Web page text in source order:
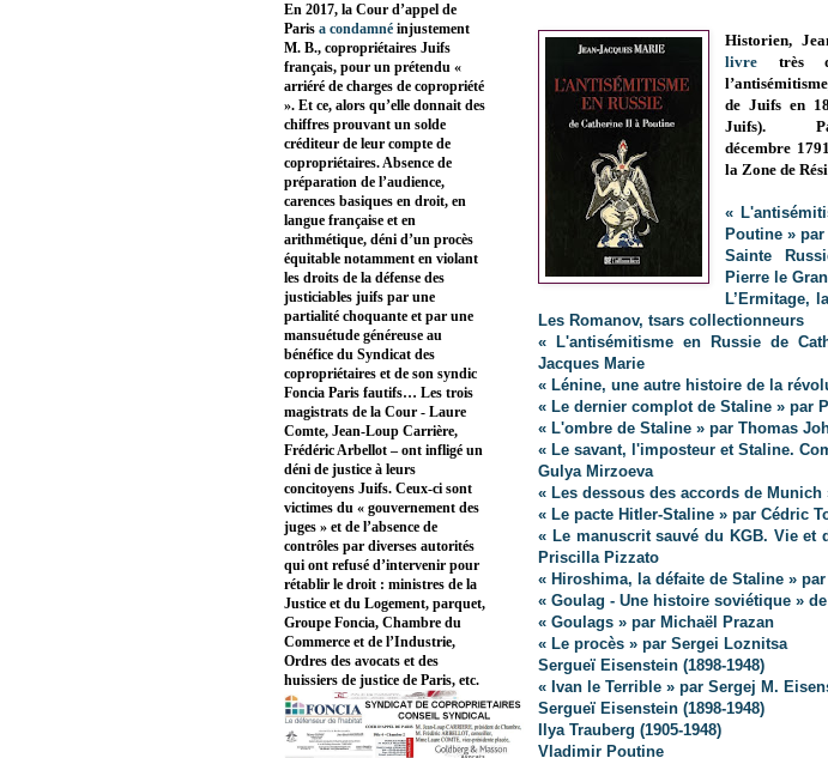
Historien,
livre très
de Juifs en
Juifs).
décembre
la Zone de
«
Poutine »
Sainte
Pierre le
L’Ermitage,
Les Romanov, tsars collectionneurs
« L'antisémitisme en Russie de
Jacques Marie
« Lénine, une autre histoire de la
« Le dernier complot de Staline » par
« L'ombre de Staline » par Thomas
« Le savant, l'imposteur et Staline.
Gulya Mirzoeva
« Les dessous des accords de Munich
« Le pacte Hitler-Staline » par Cédric
« Le manuscrit sauvé du KGB. Vie et
Priscilla Pizzato
« Hiroshima, la défaite de Staline »
« Goulag - Une histoire soviétique »
« Goulags » par Michaël Prazan
« Le procès » par Sergei Loznitsa
Sergueï Eisenstein (1898-1948)
« Ivan le Terrible » par Sergej M.
Sergueï Eisenstein (1898-1948)
Ilya Trauberg (1905-1948)
Vladimir Poutine
En 2017, la Cour d’appel de
Paris a condamné injustement
M. B., copropriétaires Juifs
français, pour un prétendu «
arriéré de charges de copropriété
». Et ce, alors qu’elle donnait des
chiffres prouvant un solde
créditeur de leur compte de
copropriétaires. Absence de
préparation de l’audience,
carences basiques en droit, en
langue française et en
arithmétique, déni d’un procès
équitable notamment en violant
les droits de la défense des
justiciables juifs par une
partialité choquante et par une
mansuétude généreuse au
bénéfice du Syndicat des
copropriétaires et de son syndic
Foncia Paris fautifs… Les trois
magistrats de la Cour - Laure
Comte, Jean-Loup Carrière,
Frédéric Arbellot – ont infligé un
déni de justice à leurs
concitoyens Juifs. Ceux-ci sont
victimes du « gouvernement des
juges » et de l’absence de
contrôles par diverses autorités
qui ont refusé d’intervenir pour
rétablir le droit : ministres de la
Justice et du Logement, parquet,
Groupe Foncia, Chambre du
Commerce et de l’Industrie,
Ordres des avocats et des
huissiers de justice de Paris, etc.